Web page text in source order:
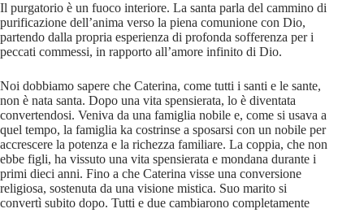
Il purgatorio è un fuoco interiore. La santa parla del cammino di
purificazione dell’anima verso la piena comunione con Dio,
partendo dalla propria esperienza di profonda sofferenza per i
peccati commessi, in rapporto all’amore infinito di Dio.
Noi dobbiamo sapere che Caterina, come tutti i santi e le sante,
non è nata santa. Dopo una vita spensierata, lo è diventata
convertendosi. Veniva da una famiglia nobile e, come si usava a
quel tempo, la famiglia ka costrinse a sposarsi con un nobile per
accrescere la potenza e la richezza familiare. La coppia, che non
ebbe figli, ha vissuto una vita spensierata e mondana durante i
primi dieci anni. Fino a che Caterina visse una conversione
religiosa, sostenuta da una visione mistica. Suo marito si
convertì subito dopo. Tutti e due cambiarono completamente